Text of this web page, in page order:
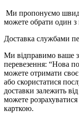
Ми пропонуємо
можете обрати один з
Доставка службами
Ми відправимо ваше
перевезення: “Нова
можете отримати
або скористатися
доставки залежить
можете
карткою.